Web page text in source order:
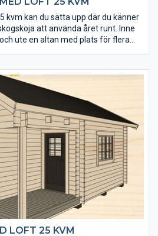
kvm kan du sätta upp där du känner
att använda året runt. Inne
ute en altan med plats för flera
öppnas enkelt upp så att
hela golv- och altanyta, som totalt blir
kommer från Lapplands senvuxna
är mycket rejäl.
LOFT 25 KVM